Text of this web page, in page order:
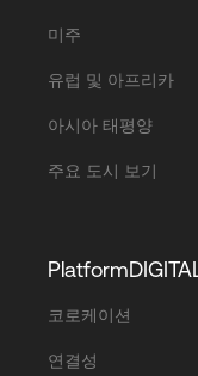
미주
유럽 및 아프리카
아시아 태평양
주요 도시 보기
코로케이션
연결성